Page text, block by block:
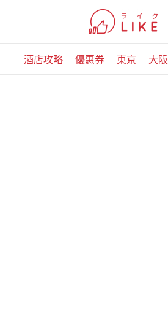
酒店攻略 優惠券 東京 大阪